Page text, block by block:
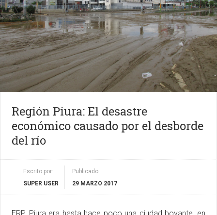
Región Piura: El desastre
económico causado por el desborde
del río
Escrito por:
SUPER USER
Publicado:
29 MARZO 2017